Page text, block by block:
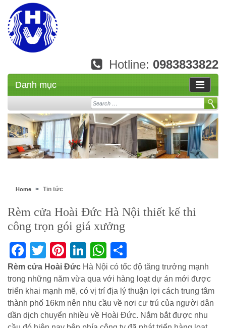
Hotline: 0983833822
Danh mục
Search
Home Tin tức
Rèm cửa Hoài Đức Hà Nội thiết kế thi
công trọn gói giá xưởng
Facebook
TwitterPinterest
LinkedIn
WhatsApp
Rèm cửa Hoài Đức Hà Nội có tốc độ tăng trưởng mạnh
trong những năm vừa qua với hàng loạt dự án mới được
triển khai mạnh mẽ, có vị trí địa lý thuận lợi cách trung tâm
thành phố 16km nên nhu cầu về nơi cư trú của người dân
dần dịch chuyển nhiều về Hoài Đức. Nắm bắt được nhu